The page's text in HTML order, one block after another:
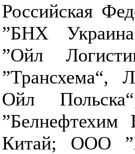
Российская
”БНХ
”Ойл
Ойл
”Белнефтехим
Китай; ООО